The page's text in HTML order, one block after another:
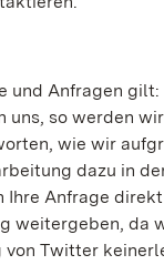
und Anfragen gilt:
uns, so werden
wie wir
dazu in
Ihre Anfrage
weitergeben, da
Twitter